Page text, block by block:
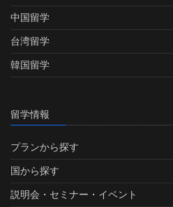
中国留学
台湾留学
韓国留学
留学情報
プランから探す
国から探す
説明会・セミナー・イベント